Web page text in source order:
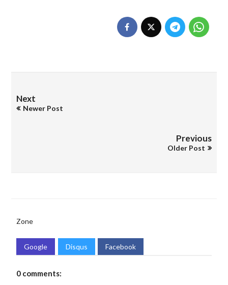
Next
Newer Post
Previous
Older Post
Zone
Google Disqus Facebook
0 comments: